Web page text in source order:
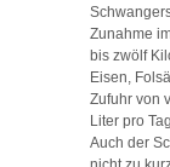
Zunahme
bis zwölf
Eisen,
Zufuhr von
Liter pro
Auch der